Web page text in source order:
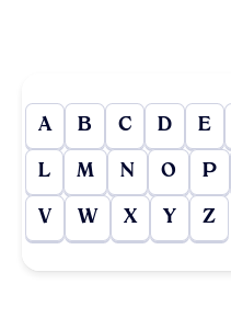
A B C D E
L M N O P
V W X Y Z